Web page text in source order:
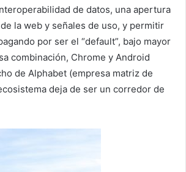
de datos, una apertura
la web y señales de uso, y permitir
por ser el “default”, bajo mayor
combinación, Chrome y Android
de Alphabet (empresa matriz de
deja de ser un corredor de